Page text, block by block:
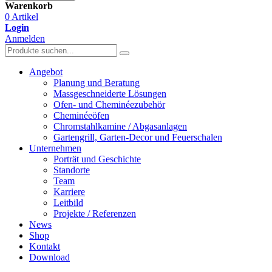
Warenkorb
0 Artikel
Login
Anmelden
Angebot
Planung und Beratung
Massgeschneiderte Lösungen
Ofen- und Cheminéezubehör
Cheminéeöfen
Chromstahlkamine / Abgasanlagen
Gartengrill, Garten-Decor und Feuerschalen
Unternehmen
Porträt und Geschichte
Standorte
Team
Karriere
Leitbild
Projekte / Referenzen
News
Shop
Kontakt
Download